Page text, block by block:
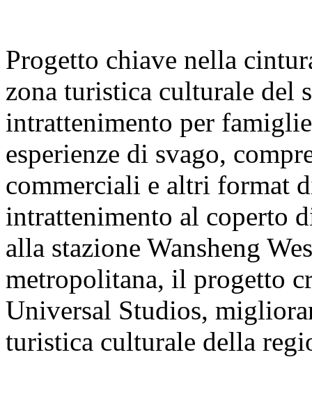
Progetto chiave nella
zona turistica culturale del
intrattenimento per
esperienze di svago,
commerciali e altri format
intrattenimento al coperto
alla stazione Wansheng
metropolitana, il progetto
Universal Studios,
turistica culturale della